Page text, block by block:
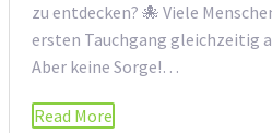
zu entdecken? 🐙 Viele
ersten Tauchgang gleichzeitig
Aber keine Sorge!…
Read More